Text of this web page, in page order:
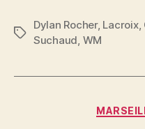
Schlagwörter
Dylan Rocher, Lacroix,
Suchaud WM